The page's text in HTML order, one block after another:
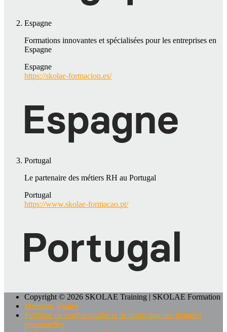
Espagne
Formations innovantes et spécialisées pour les entreprises en
Espagne
Espagne
https://skolae-formacion.es/
Portugal
Le partenaire des métiers RH au Portugal
Portugal
https://www.skolae-formacao.pt/
Copyright © 2026 SKOLAE Training | SKOLAE Formation
Mentions légales
Politique de confidentialité et de protection des données
personnelles